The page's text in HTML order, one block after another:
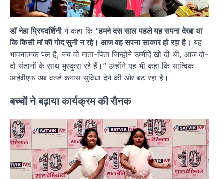
डॉ नेहा प्रियदर्शिनीने कहा कि “हमने दस साल पहले यह सपना देखा था
कि किसी मां की गोद सुनी न रहे। आज वह सपना साकार हो रहा है। यह
भावनात्मक पल है, जब वो माता-पिता जिन्होंने उम्मीदें खो दी थी, आज दो-
दो संतानों के साथ मुस्कुरा रहे हैं।” उन्होंने यह भी कहा कि सात्विक
आईवीएफ अब वर्ल्ड क्लास सुविधा देने की ओर बढ़ रहा है।
बच्चों ने बढ़ाया कार्यक्रम की रौनक